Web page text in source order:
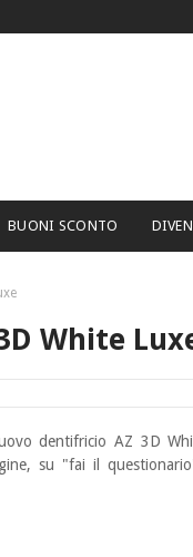
BUONI SCONTO
White
dentifricio AZ 3D
su "fai il